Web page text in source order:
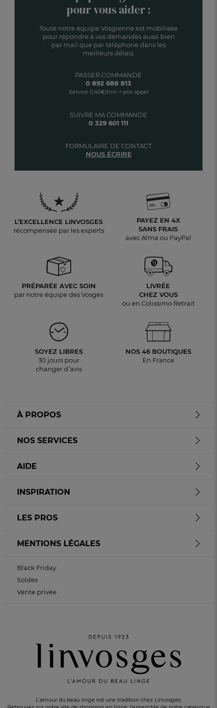
pour vous aider :
Toute notre équipe Vosgienne est mobilisée
pour répondre à vos demandes aussi bien
par mail que par téléphone dans les
meilleurs délais.
SUIVRE MA COMMANDE
0 329 601 111
PASSER COMMANDE
0 892 688 813
Service 0,40€/min + prix appel
FORMULAIRE DE CONTACT
NOUS ÉCRIRE
L’EXCELLENCE LINVOSGES
récompensée par les experts
PAYEZ EN 4X
SANS FRAIS
avec Alma ou PayPal
PRÉPARÉE AVEC SOIN
par notre équipe des Vosges
LIVRÉE
CHEZ VOUS
ou en Colissimo Retrait
SOYEZ LIBRES
30 jours pour
changer d’avis
NOS 46 BOUTIQUES
En France
L'amour du beau linge est une tradition chez Linvosges.
À PROPOS
NOS SERVICES
AIDE
INSPIRATION
LES PROS
MENTIONS LÉGALES
Black Friday
Soldes
Vente privée